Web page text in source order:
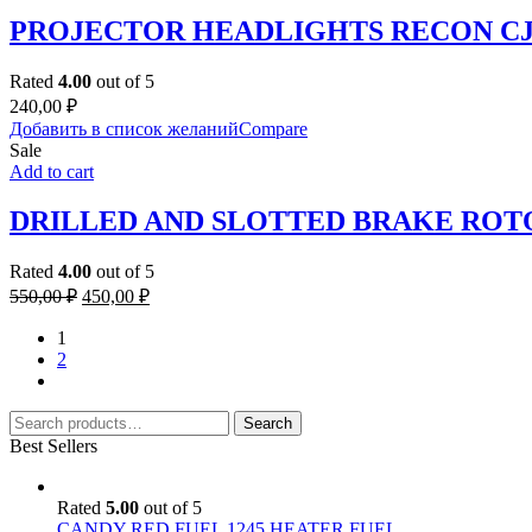
PROJECTOR HEADLIGHTS RECON
Rated 4.00 out of 5
240,00 ₽
Добавить в список желанийCompare
Sale
Add to cart
DRILLED AND SLOTTED BRAKE
Rated 4.00 out of 5
550,00₽ Original
450,00 ₽Current
1
2
Search
for:
Search
Best Sellers
Rated 5.00 out of 5